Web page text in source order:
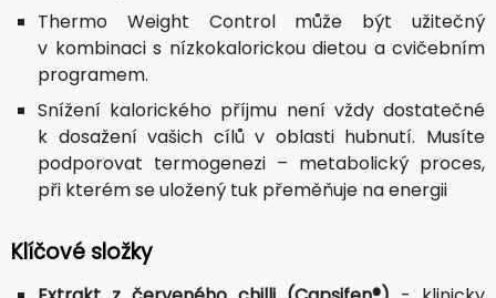
Thermo Weight Control může být užitečný
v kombinaci s nízkokalorickou dietou a cvičebním
programem.
Snížení kalorického příjmu není vždy dostatečné
k dosažení vašich cílů v oblasti hubnutí. Musíte
podporovat termogenezi – metabolický proces,
při kterém se uložený tuk přeměňuje na energii
Klíčové složky